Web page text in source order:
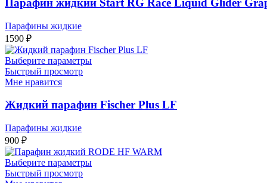
Парафин жидкий Start RG Race Liquid Glider
Парафины жидкие
1590 ₽
Выберите параметры
Быстрый просмотр
Мне нравится
Жидкий парафин Fischer Plus LF
Парафины жидкие
900 ₽
Выберите параметры
Быстрый просмотр